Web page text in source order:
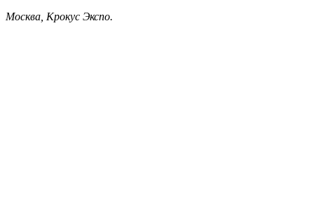
Москва, Крокус Экспо.